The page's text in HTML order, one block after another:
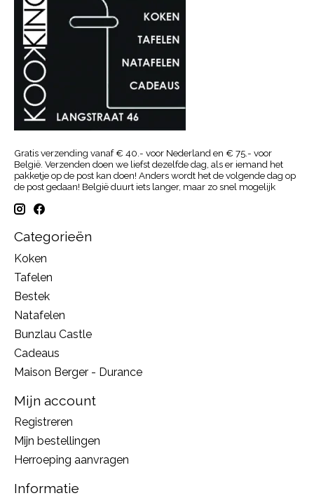
Gratis verzending vanaf € 40.- voor Nederland en € 75.- voor
België. Verzenden doen we liefst dezelfde dag, als er iemand het
pakketje op de post kan doen! Anders wordt het de volgende dag op
de post gedaan! België duurt iets langer, maar zo snel mogelijk
Categorieën
Koken
Tafelen
Bestek
Natafelen
Bunzlau Castle
Cadeaus
Maison Berger - Durance
Mijn account
Registreren
Mijn bestellingen
Herroeping aanvragen
Informatie